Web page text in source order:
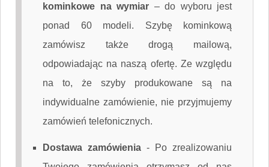
kominkowe na wymiar – do wyboru jest
ponad 60 modeli. Szybę kominkową
zamówisz także drogą mailową,
odpowiadając na naszą ofertę. Ze względu
na to, że szyby produkowane są na
indywidualne zamówienie, nie przyjmujemy
zamówień telefonicznych.
Dostawa zamówienia -
Po zrealizowaniu